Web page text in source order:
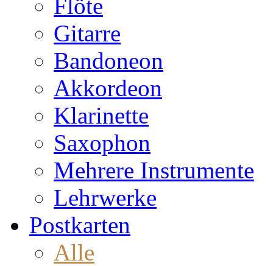
Flöte
Gitarre
Bandoneon
Akkordeon
Klarinette
Saxophon
Mehrere Instrumente
Lehrwerke
Postkarten
Alle